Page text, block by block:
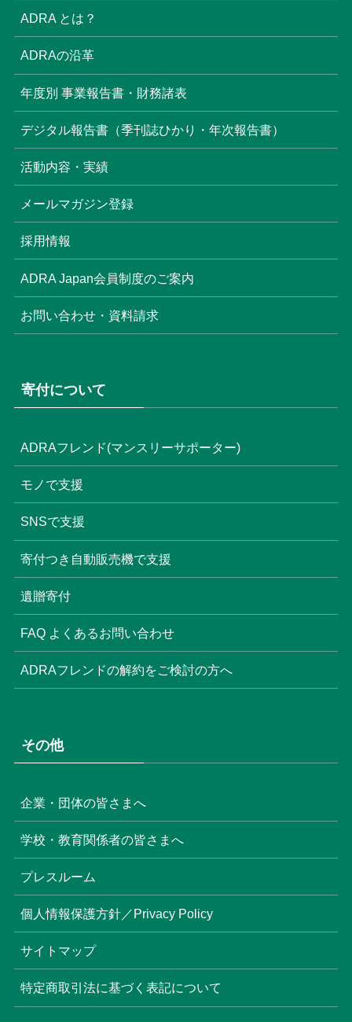
(6)
(8)
(22)
(6)
ADRA とは？
ADRAの沿革
年度別 事業報告書・財務諸表
デジタル報告書（季刊誌ひかり・年次報告書）
活動内容・実績
メールマガジン登録
採用情報
ADRA Japan会員制度のご案内
お問い合わせ・資料請求
寄付について
ADRAフレンド(マンスリーサポーター)
モノで支援
SNSで支援
寄付つき自動販売機で支援
遺贈寄付
FAQ よくあるお問い合わせ
ADRAフレンドの解約をご検討の方へ
その他
企業・団体の皆さまへ
学校・教育関係者の皆さまへ
プレスルーム
個人情報保護方針／Privacy Policy
サイトマップ
特定商取引法に基づく表記について